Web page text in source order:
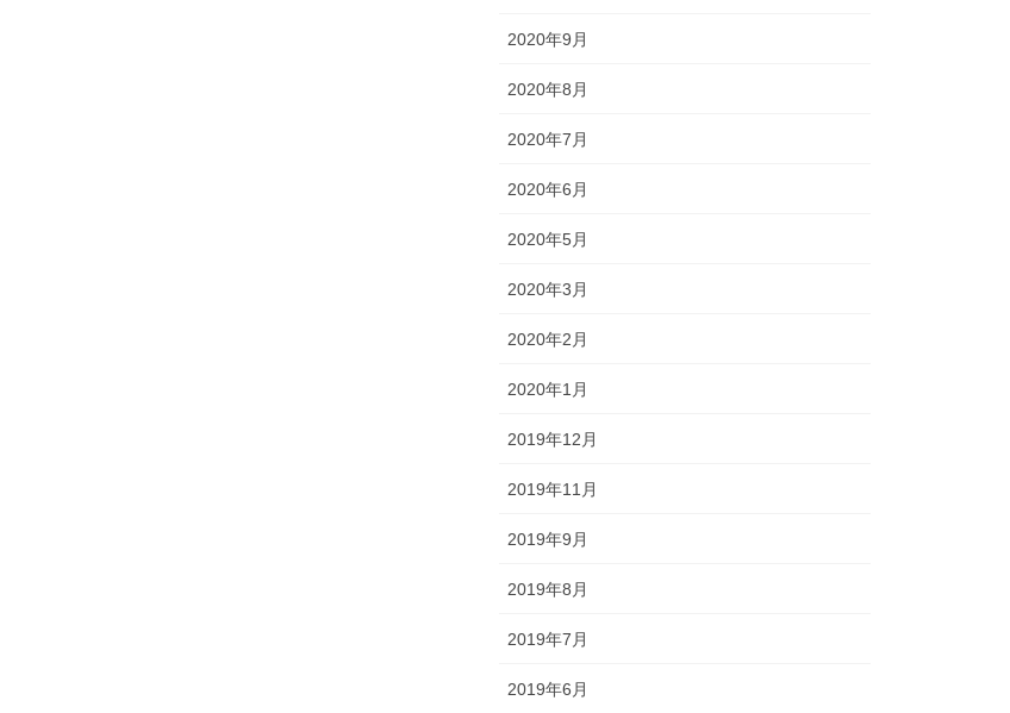
2020年9月
2020年8月
2020年7月
2020年6月
2020年5月
2020年3月
2020年2月
2020年1月
2019年12月
2019年11月
2019年9月
2019年8月
2019年7月
2019年6月